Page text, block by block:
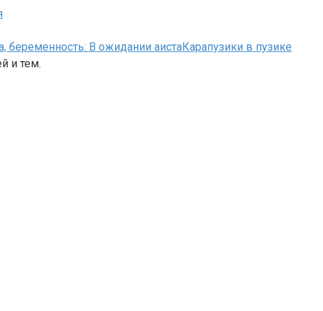
беременность: В ожидании аистаКарапузики в пузике
и тем.